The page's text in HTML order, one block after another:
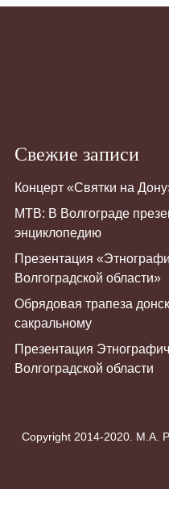
Свежие записи
Концерт «Святки на
МТВ: В Волгограде
энциклопедию
Презентация
Волгоградской области»
Обрядовая трапеза
сакральному
Презентация
Волгоградской области
Copyright 2014-2020. М.А.